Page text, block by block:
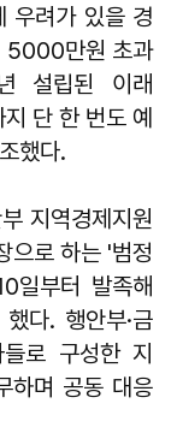
우려가 있을 경
5000만원 초과
설립된 이래
단 한 번도 예
했다.
지역경제지원
으로 하는 '범정
일부터 발족해
다. 행안부·금
들로 구성한 지
하며 공동 대응